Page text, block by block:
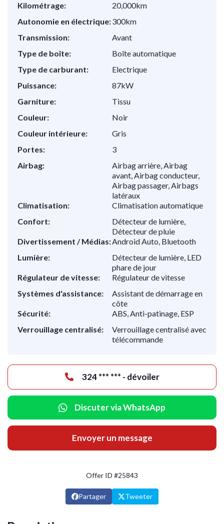
Kilométrage:
20,000km
Autonomie en électrique:300km
Transmission:
Avant
Type de boîte:
Boîte automatique
Type de carburant:
Electrique
Puissance:
87kW
Garniture:
Tissu
Couleur:
Noir
Couleur intérieure:
Gris
Portes:
3
Airbag:
Airbag arrière, Airbag
avant, Airbag conducteur,
Airbag passager, Airbags
latéraux
Climatisation:
Climatisation automatique
Confort:
Détecteur de lumière,
Détecteur de pluie
Divertissement / Médias:Android Auto, Bluetooth
Lumière:
Détecteur de lumière, LED
phare de jour
Régulateur de vitesse:
Régulateur de vitesse
Systèmes d'assistance:
Assistant de démarrage en
côte
Sécurité:
ABS, Anti-patinage, ESP
Verrouillage centralisé:
Verrouillage centralisé avec
télécommande
324 *** *** - dévoiler
Discuter via WhatsApp
Envoyer un message
Offer ID #25843
Partager Tweeter